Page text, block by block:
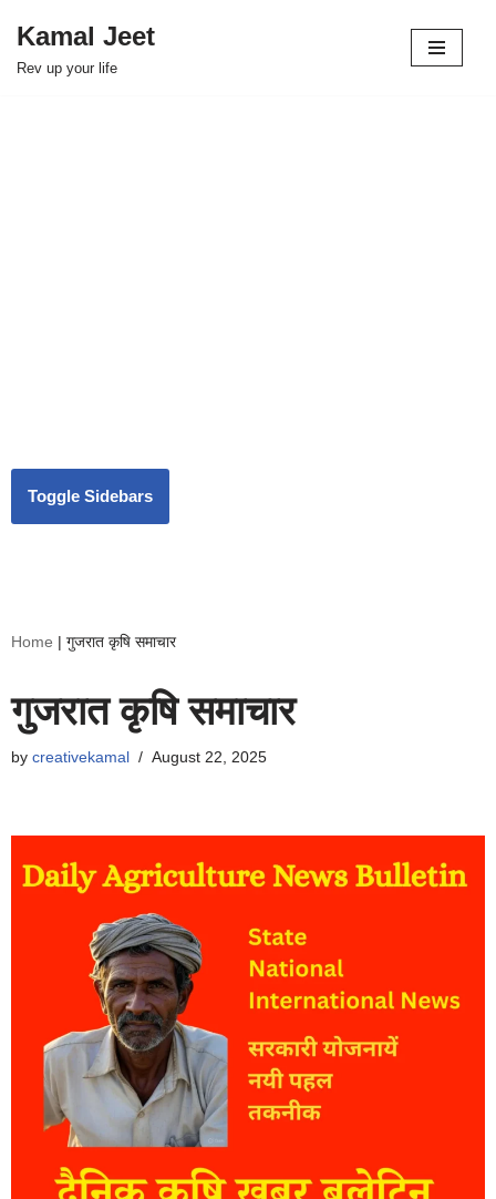
Skip
Kamal Jeet
Rev up your life
Toggle Sidebars
Home | गुजरात कृषि समाचार
गुजरात कृषि समाचार
by creativekamal August 22, 2025